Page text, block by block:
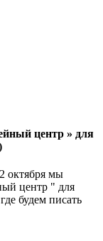
центр » для
октября мы
центр " для
будем писать